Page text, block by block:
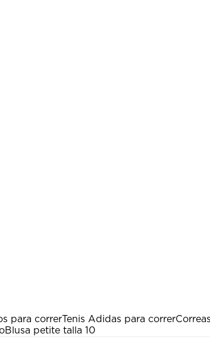
para correrTenis Adidas para correr
Blusa petite talla 10